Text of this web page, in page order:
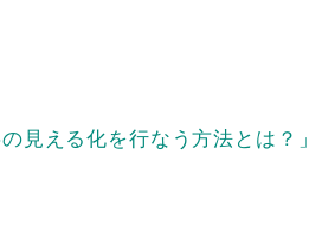
の見える化を行なう方法とは？」